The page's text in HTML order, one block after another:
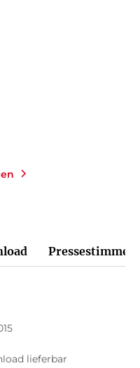
Pressestimmen
lieferbar